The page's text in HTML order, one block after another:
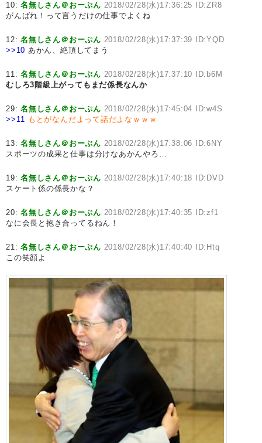
10:名無しさん＠おーぷん 2018/02/28(水)17:36:25 ID:ZR8
がんばれ！って言うだけの仕事でよくね
12:名無しさん＠おーぷん 2018/02/28(水)17:37:39 ID:YQD
>>10 あかん、絶頂してまう
11:名無しさん＠おーぷん 2018/02/28(水)17:37:10 ID:b6M
むしろ3階級上がってもまだ係長なんか
29:名無しさん＠おーぷん 2018/02/28(水)17:45:04 ID:w4S
>>11 もとがなんだよって話だよなｗｗｗ
13:名無しさん＠おーぷん 2018/02/28(水)17:38:06 ID:6NY
スポーツの成果と仕事は分けなあかんやろ…
19:名無しさん＠おーぷん 2018/02/28(水)17:40:18 ID:DVD
スケート係の係長かな？
20:名無しさん＠おーぷん 2018/02/28(水)17:40:35 ID:zf1
なに会長と抱き合ってるねん！
21:名無しさん＠おーぷん 2018/02/28(水)17:40:40 ID:Htq
この笑顔よ